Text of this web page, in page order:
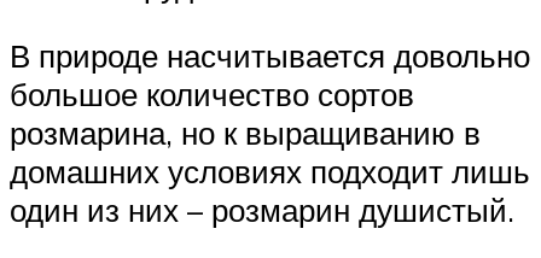
В природе насчитывается довольно
большое количество сортов
розмарина, но к выращиванию в
домашних условиях подходит лишь
один из них – розмарин душистый.